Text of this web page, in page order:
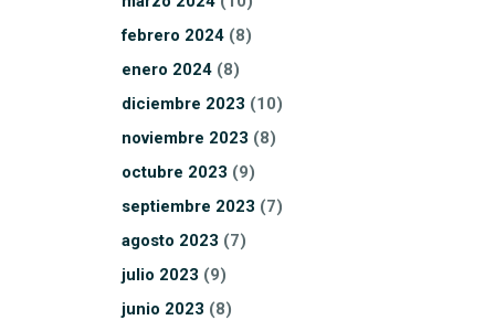
febrero 2024 (8)
enero 2024 (8)
diciembre 2023 (10)
noviembre 2023 (8)
octubre 2023 (9)
septiembre 2023 (7)
agosto 2023 (7)
julio 2023 (9)
junio 2023 (8)